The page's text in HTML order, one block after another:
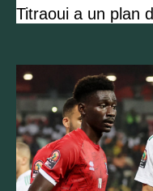
Titraoui a un plan